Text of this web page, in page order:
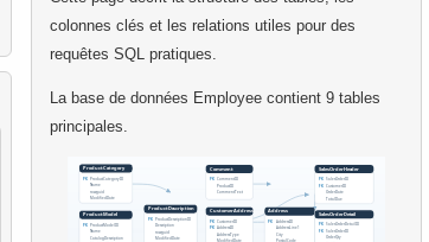
colonnes clés et les relations utiles pour des
requêtes SQL pratiques.
La base de données Employee contient 9 tables
principales.